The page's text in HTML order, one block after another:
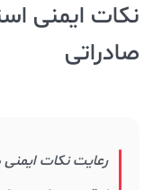
صادراتی
رعایت نکات